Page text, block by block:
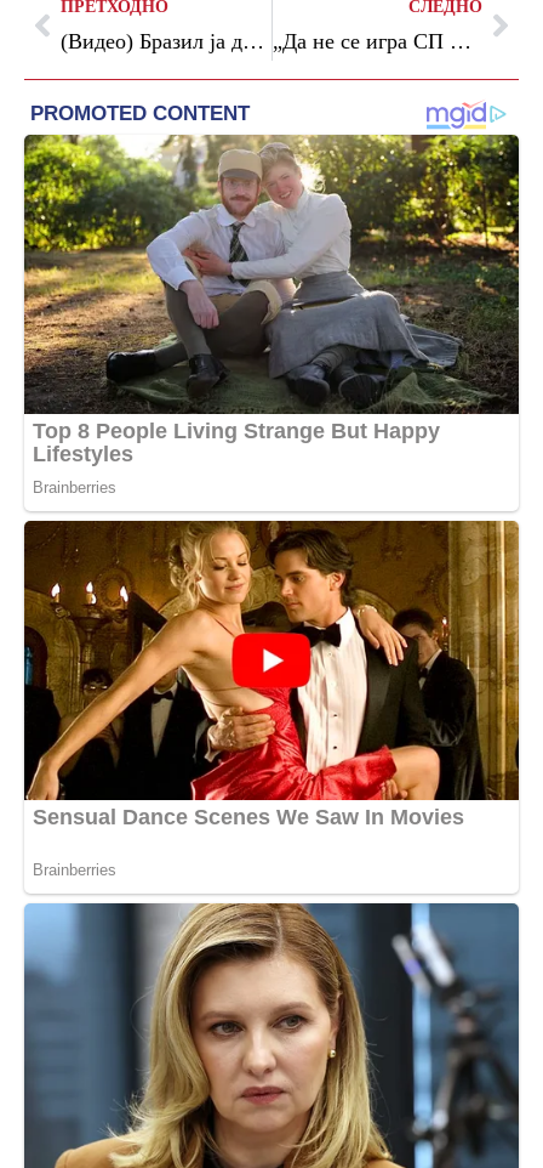
ПРЕТХОДНО
(Видео) Бразил ја декласира Панама, Германија сигурна против Финска
СЛЕДНО
„Да не се игра СП Кваратцкелија ќе ја освоеше Златната топка“